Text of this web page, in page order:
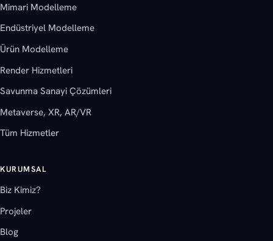
Mimari Modelleme
Endüstriyel Modelleme
Ürün Modelleme
Render Hizmetleri
Savunma Sanayi Çözümleri
Metaverse, XR, AR/VR
Tüm Hizmetler
KURUMSAL
Biz Kimiz?
Projeler
Blog